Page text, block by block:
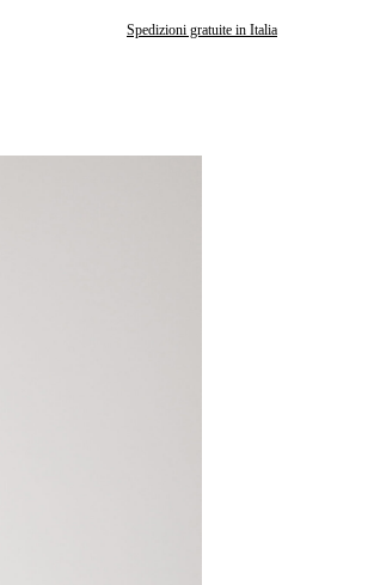
Spedizioni gratuite in Italia
Gli ordini effettuati dopo il 7 agosto saranno spediti a partire dal 24